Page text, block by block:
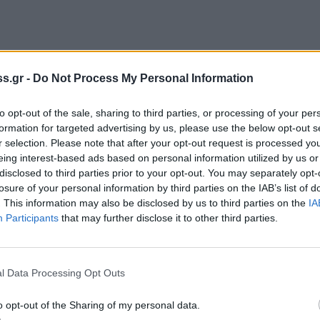
- Do Not Process My Personal Information
opt-out of the sale, sharing to third parties, or processing of your
for targeted advertising by us, please use the below opt-out
selection. Please note that after your opt-out request is processed
interest-based ads based on personal information utilized by us
to third parties prior to your opt-out. You may separately
of your personal information by third parties on the IAB’s list of
This information may also be disclosed by us to third parties on the
Participants that may further disclose it to other third parties.
Data Processing Opt Outs
opt-out of the Sharing of my personal data.
σημείωσε:
ναυάγιο στη Λέσβο, μας σοκάρει όλους.
και τους διασωθέντες που
να σταλεί στα μέλη της Γενικής
μήνες άκουσαν τον κ. Ερντογάν να
τα ανθρώπινα δικαιώματα. Και το
η Ελλάδα είναι μια χώρα η οποία και
την ανθρώπινη ζωή.
εργαζόμενους αλλά και τα στελέχη